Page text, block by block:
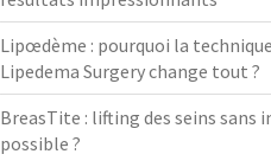
Lipœdème : pourquoi la
Lipedema Surgery change tout ?
BreasTite : lifting des seins
possible ?